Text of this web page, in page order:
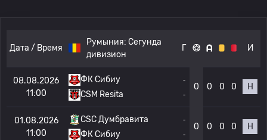
Дата / Время
Румыния: Сегунда
дивизион
Г И
08.08.2026
11:00
ФК Сибиу
CSM Resita
-
-
0 0 0 0 Н
01.08.2026
11:00
CSC Думбравита
ФК Сибиу
-
-
0 0 0 0 Н